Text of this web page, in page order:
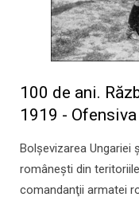
100 de ani.
1919 -
Bolşevizarea Ungariei
româneşti din
comandanţii armatei